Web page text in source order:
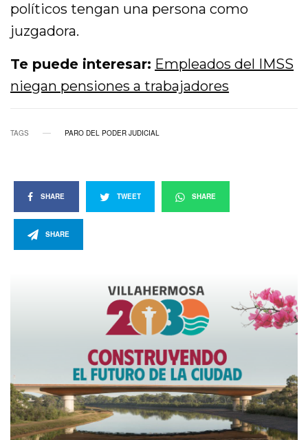
políticos tengan una persona como
juzgadora.
Te puede interesar: Empleados del IMSS
niegan pensiones a trabajadores
TAGS PARO DEL PODER JUDICIAL
SHARE TWEET SHARE
SHARE